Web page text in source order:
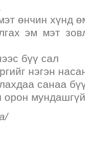
өнчин хүнд
эм мэт
бүү сал
нэгэн
санаа
орон мундашгүй